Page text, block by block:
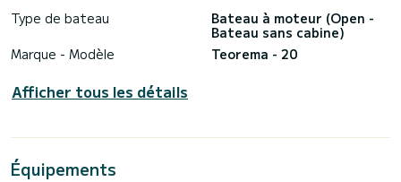
Type de bateau
Bateau à moteur (Open -
Bateau sans cabine)
Marque - Modèle
Teorema - 20
Afficher tous les détails
Équipements